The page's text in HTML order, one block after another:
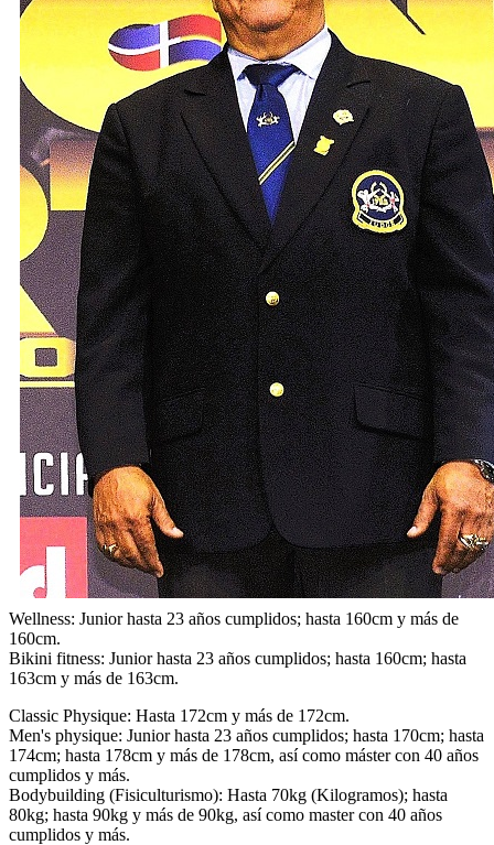
Wellness: Junior hasta 23 años cumplidos; hasta 160cm y más de
160cm.
Bikini fitness: Junior hasta 23 años cumplidos; hasta 160cm; hasta
163cm y más de 163cm.
Classic Physique: Hasta 172cm y más de 172cm.
Men's physique: Junior hasta 23 años cumplidos; hasta 170cm; hasta
174cm; hasta 178cm y más de 178cm, así como máster con 40 años
cumplidos y más.
Bodybuilding (Fisiculturismo): Hasta 70kg (Kilogramos); hasta
80kg; hasta 90kg y más de 90kg, así como master con 40 años
cumplidos y más.